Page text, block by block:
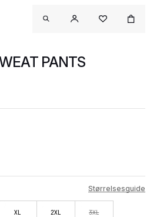
PANTS
Størrelsesguide
XL 2XL 3XL